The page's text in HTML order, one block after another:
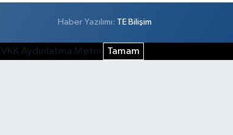
Haber Yazılımı: TE Bilişim
Aydınlatma Metni Tamam